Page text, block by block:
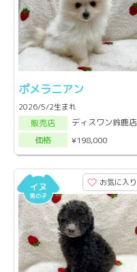
ポメラニアン
2026/5/2生まれ
販売店
ディスワン鈴鹿店
価格
¥198,000
お気に入り